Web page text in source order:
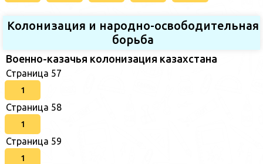
Колонизация и народно-освободительная
борьба
Военно-казачья колонизация казахстана
Страница 57
1
Страница 58
1
Страница 59
1